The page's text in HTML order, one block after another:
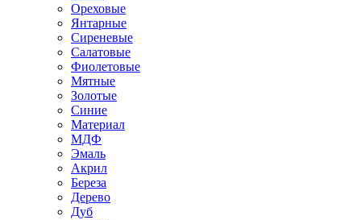
Ореховые
Янтарные
Сиреневые
Салатовые
Фиолетовые
Мятные
Золотые
Синие
Материал
МДФ
Эмаль
Акрил
Береза
Дерево
Дуб